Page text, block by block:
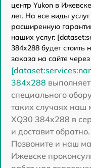
центр Yukon в
лет. На все виды
расширенную
наших услуг.
384x288 будет
заказа на сайте
384x288
специального
таких случаях наш
XQ30 384x288 в
и доставит обратно.
Позвоните и наш
Ижевске